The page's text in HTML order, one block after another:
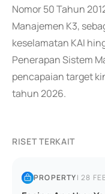
Nomor 50 Tahun
Manajemen K3,
keselamatan KAI
Penerapan Sistem
pencapaian target
tahun 2026.
RISET TERKAIT
PROPERTY|28